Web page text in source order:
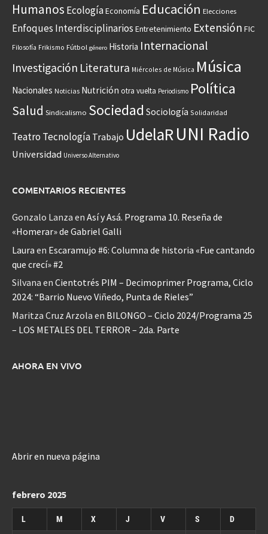
Humanos EcologíaEconomía Educación Elecciones
Enfoques Interdisciplinarios Entretenimiento Extensión FIC
Filosofía Frikismo Fútbol género Historia Internacional
Investigación Literatura Miércoles de Música Música
Nacionales Noticias Nutrición otra vuelta Periodismo Política
Salud Sindicalismo Sociedad Sociología Solidaridad
Teatro Tecnología Trabajo UdelaRUNI Radio
Universidad Universo Alternativo
COMENTARIOS RECIENTES
Gonzalo Lanza en Así y Asá. Programa 10. Reseña de
«Homerar» de Gabriel Galli
Laura en Escaramujo #6: Columna de historia «Fue cantando
que crecí» #2
Silvana en Cientotrés PIM – Decimoprimer Programa, Ciclo
2024: “Barrio Nuevo Viñedo, Punta de Rieles”
Maritza Cruz Arzola en BILONGO – Ciclo 2024/Programa 25
– LOS METALES DEL TERROR – 2da. Parte
AHORA EN VIVO
Abrir en nueva página
febrero 2025
L M X J V S D